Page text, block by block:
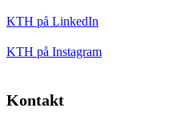
KTH på LinkedIn
KTH på Instagram
Kontakt